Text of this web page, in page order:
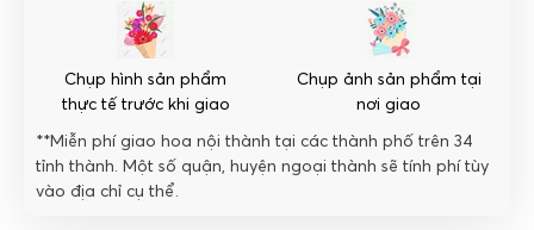
Chụp hình sản phẩm
thực tế trước khi giao
Chụp ảnh sản phẩm tại
nơi giao
**Miễn phí giao hoa nội thành tại các thành phố trên 34
tỉnh thành. Một số quận, huyện ngoại thành sẽ tính phí tùy
vào địa chỉ cụ thể.